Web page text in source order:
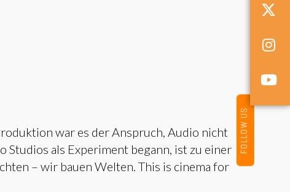
FOLLOW US
war es der Anspruch, Audio nicht
Studios als Experiment begann, ist zu einer
– wir bauen Welten. This is cinema for